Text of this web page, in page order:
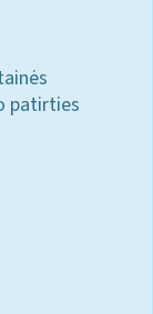
patirties